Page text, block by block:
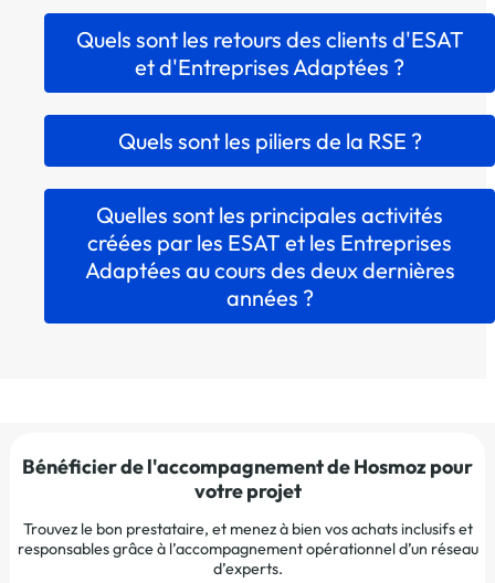
Quels sont les retours des clients d'ESAT
et d'Entreprises Adaptées ?
Quels sont les piliers de la RSE ?
Quelles sont les principales activités
créées par les ESAT et les Entreprises
Adaptées au cours des deux dernières
années ?
Bénéficier de l'accompagnement de Hosmoz pour
votre projet
Trouvez le bon prestataire, et menez à bien vos achats inclusifs et
responsables grâce à l’accompagnement opérationnel d’un réseau
d’experts.